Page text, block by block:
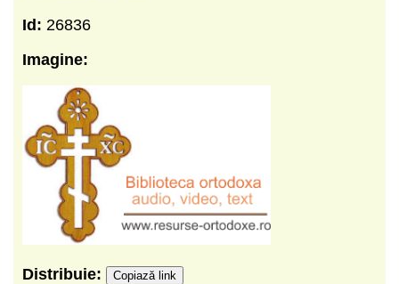
Id: 26836
Imagine:
Distribuie: Copiază link